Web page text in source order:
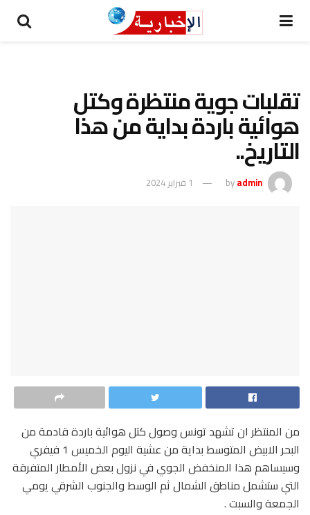
تقلبات جوية منتظرة وكتل
هوائية باردة بداية من هذا
التاريخ..
byadmin 1 فبراير 2024
من المنتظر ان تشهد تونس وصول كتل هوائية باردة قادمة من
البحر الابيض المتوسط بداية من عشية اليوم الخميس 1 فيفري
وسيساهم هذا المنخفض الجوي في نزول بعض الأمطار المتفرقة
التي ستشمل مناطق الشمال ثم الوسط والجنوب الشرقي يومي
الجمعة والسبت .